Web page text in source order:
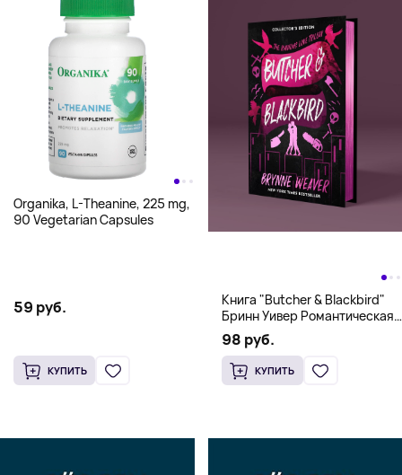
Organika, L-Theanine, 225 mg,
90 Vegetarian Capsules
59 руб.
КУПИТЬ
Книга "Butcher & Blackbird"
Бринн Уивер Романтическая
комедия о серийных убийцах
(18+)
98 руб.
КУПИТЬ